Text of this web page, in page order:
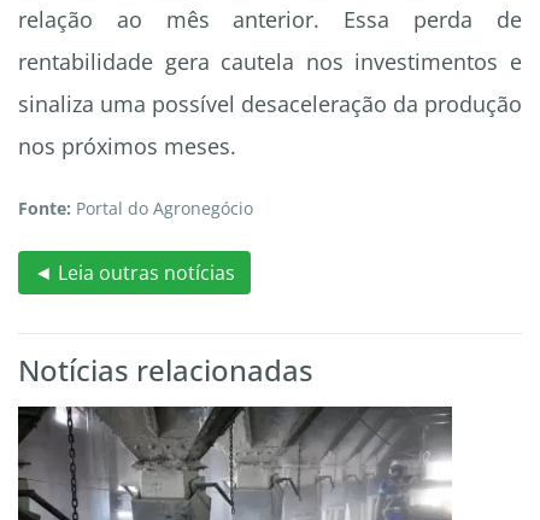
relação ao mês anterior. Essa perda de
rentabilidade gera cautela nos investimentos e
sinaliza uma possível desaceleração da produção
nos próximos meses.
Fonte: Portal do Agronegócio
◄ Leia outras notícias
Notícias relacionadas